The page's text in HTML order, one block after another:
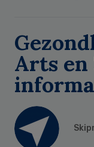
Arts en